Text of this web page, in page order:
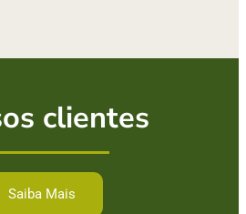
clientes
Saiba Mais